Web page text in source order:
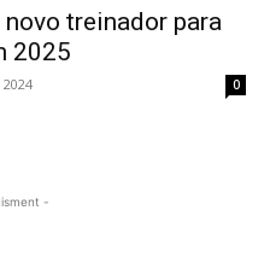
treinador para
2025
0
-